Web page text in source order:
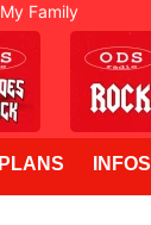
INFOS
Family